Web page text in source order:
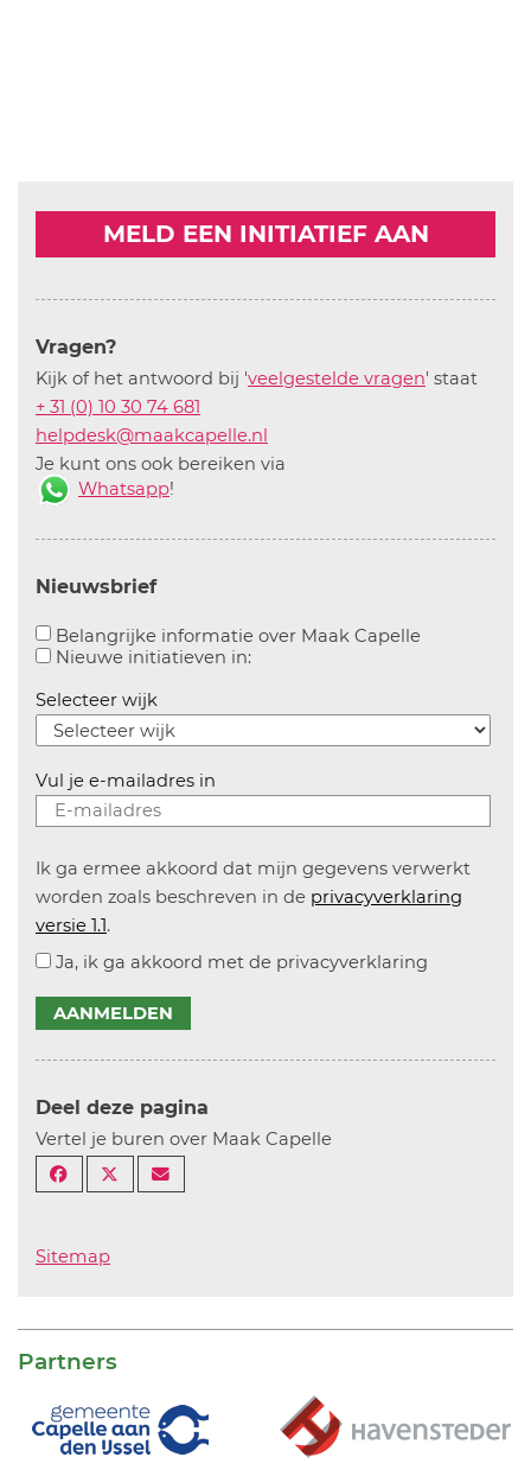
MELD EEN INITIATIEF AAN
Vragen?
Kijk of het antwoord bij 'veelgestelde vragen' staat
+ 31 (0) 10 30 74 681
helpdesk@maakcapelle.nl
Je kunt ons ook bereiken via
Whatsapp!
Nieuwsbrief
Belangrijke informatie over Maak CapelleAanvinken
Nieuwe initiatieven in:Aanvinken om informatie over
Selecteer wijk
Vul je e-mailadres in
Ik ga ermee akkoord dat mijn gegevens verwerkt
worden zoals beschreven in de privacyverklaring
versie 1.1.
Ja, ik ga akkoord met de privacyverklaring
AANMELDEN
Deel deze pagina
Vertel je buren over Maak Capelle
Sitemap
Partners